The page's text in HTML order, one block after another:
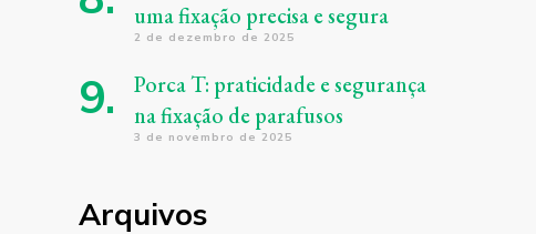
uma fixação precisa e segura
2 de dezembro de 2025
Porca T: praticidade e segurança
na fixação de parafusos
3 de novembro de 2025
Arquivos